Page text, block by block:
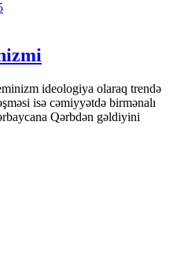
ideologiya olaraq trendə
isə cəmiyyətdə birmənalı
Qərbdən gəldiyini